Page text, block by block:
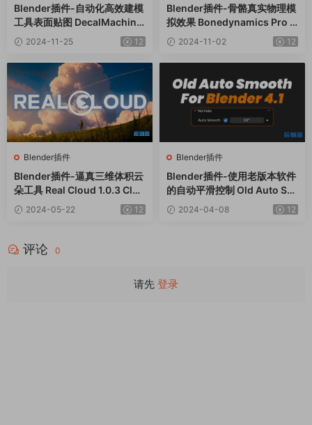
Blender插件-自动化高效建模
工具表面贴图 DecalMachine
V2.132024-11-25 12
Blender插件-骨骼真实物理模
拟效果 Bonedynamics Pro V
1.5.32024-11-02 12
Blender插件
Blender插件-逼真三维体积云
朵工具 Real Cloud 1.0.3 Clou
d Generator+预设库
2024-05-22 12
Blender插件
Blender插件-使用老版本软件
的自动平滑控制 Old Auto Sm
ooth v1.0.2
2024-04-08 12
评论 0
请先 登录